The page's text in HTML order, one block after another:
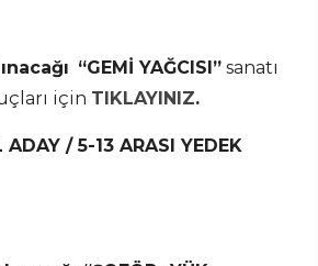
“GEMİ YAĞCISI” sanatı
için TIKLAYINIZ.
ADAY / 5-13 ARASI YEDEK